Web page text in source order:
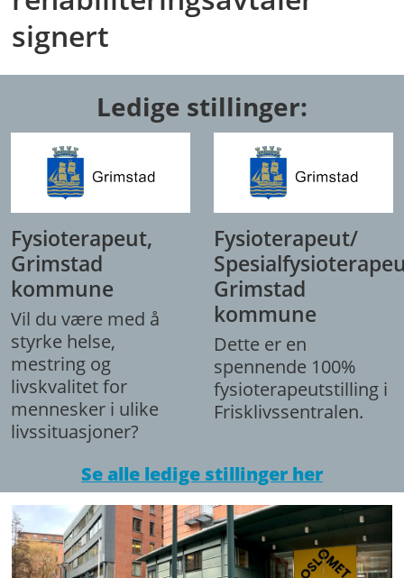
signert
Ledige stillinger:
Fysioterapeut,
Grimstad
kommune
Vil du være med å
styrke helse,
mestring og
livskvalitet for
mennesker i ulike
livssituasjoner?
Fysioterapeut/
Grimstad
kommune
Dette er en
spennende 100%
fysioterapeutstilling i
Frisklivssentralen.
Se alle ledige stillinger her